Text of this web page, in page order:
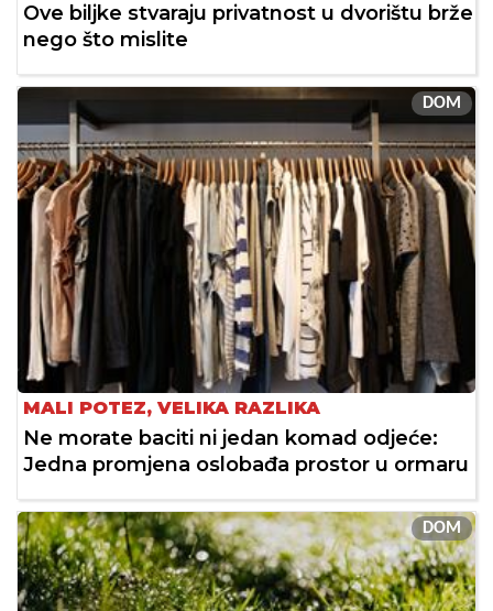
Ove biljke stvaraju privatnost u dvorištu brže
nego što mislite
DOM
MALI POTEZ, VELIKA RAZLIKA
Ne morate baciti ni jedan komad odjeće:
Jedna promjena oslobađa prostor u ormaru
DOM